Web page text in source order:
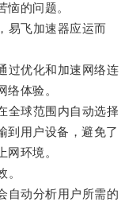
的问题。
飞加速器应运而
优化和加速网络连
体验。
球范围内自动选择
到用户设备，避免了
环境。
动分析用户所需的